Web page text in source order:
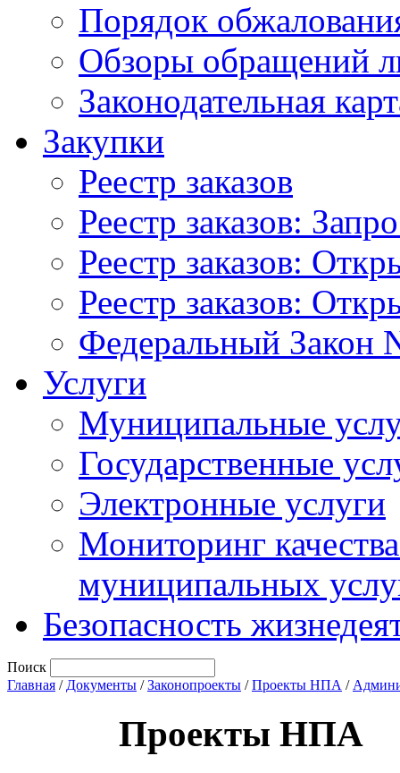
Порядок
Обзоры обращений
Законодательная
Закупки
Реестр заказов
Реестр заказов:
Реестр заказов:
Реестр заказов:
Федеральный Закон
Услуги
Муниципальные
Государственные
Электронные услуги
Мониторинг
муниципальных
Безопасность
Поиск
Главная / Документы /Законопроекты /Проекты НПА /
Проекты НПА